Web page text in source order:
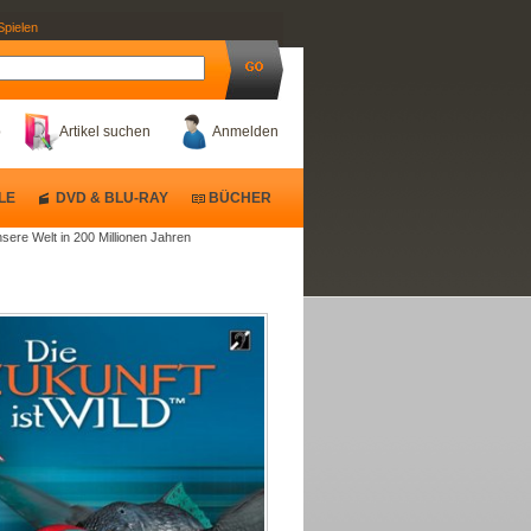
Anmelden
Artikel suchen
Welt in 200 Millionen Jahren
DVD & BLU-RAY BÜCHER